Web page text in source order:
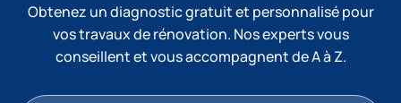
Obtenez un diagnostic gratuit et personnalisé pour
vos travaux de rénovation. Nos experts vous
conseillent et vous accompagnent de A à Z.